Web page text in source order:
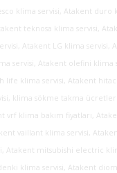
klima servisi, Atakent duro
teknosa klima servisi,
Atakent LG klima
servisi, Atakent olefini
life klima servisi, Atakent
klima sökme takma
vrf klima bakım fiyatları,
vaillant klima servisi,
Atakent mitsubishi electric
klima servisi, Atakent